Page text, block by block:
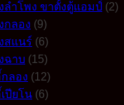
ลำโพง ขาตั้งตู้แอมป์ (2)
กลอง (9)
สแนร์ (6)
ฉาบ (15)
กลอง (12)
ปียโน (6)